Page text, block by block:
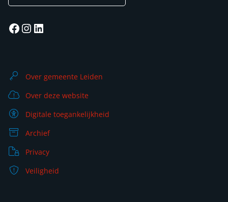
Facebook
Instagram
LinkedIn
Over gemeente Leiden
Over deze website
Digitale toegankelijkheid
Archief
Privacy
Veiligheid